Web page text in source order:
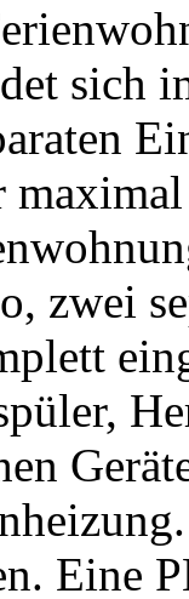
sich
zwei
Eine